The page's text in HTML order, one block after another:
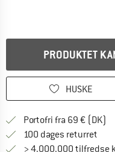
PRODUKTET
HUSKE
Portofri fra 69 € (DK)
100 dages returret
> 4.000.000 tilfredse